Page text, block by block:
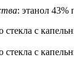
: этанол 43%
с
с